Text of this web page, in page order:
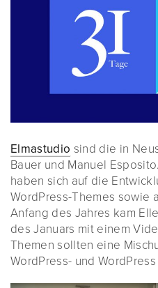
Elmastudio sind die in
Bauer und Manuel
haben sich auf die
WordPress-Themes sowie
Anfang des Jahres kam
des Januars mit einem
Themen sollten eine
WordPress- und